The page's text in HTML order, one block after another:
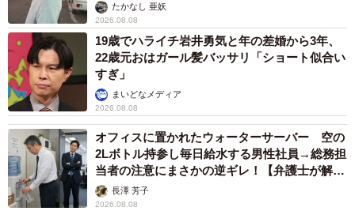
て、そこに「新任の校長」として赴任したような面白さが
ありました。
――下津監督は、そんな瀧さんとご一緒していかがでした
か。
下津監督：監督としては、自分の頭の中にあったぼんやり
したイメージが、瀧さんの存在によって具現化されていく
過程が楽しくて仕方がありませんでした。「早くあのアン
グルで撮りたい」と、創作の喜びを感じさせてくれる稀有
たかなし 亜妖
2026.08.08
19歳でハライチ岩井勇気と年の差婚から3年、
22歳元おはガール髪バッサリ「ショート似合い
すぎ」
まいどなメディア
2026.08.08
オフィスに置かれたウォーターサーバー 空の
2Lボトル持参し毎日給水する男性社員→総務担
当者の注意にまさかの逆ギレ！【弁護士が解
説】長澤 芳子
2026.08.08